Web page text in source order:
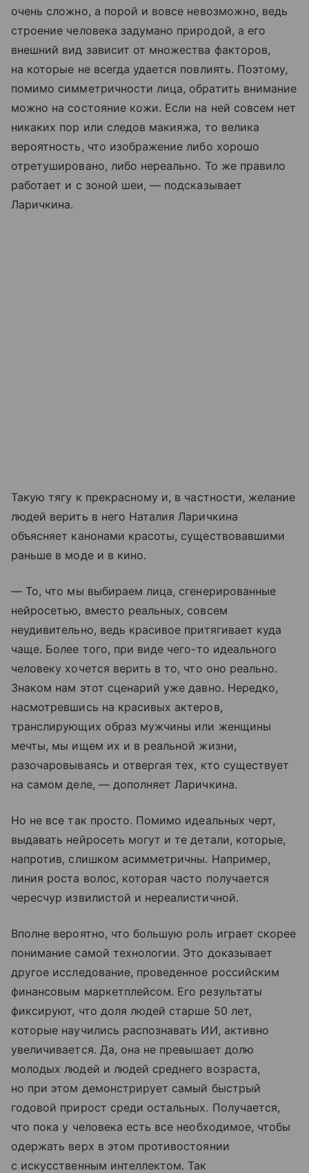
очень сложно, а порой и вовсе невозможно, ведь
строение человека задумано природой, а его
внешний вид зависит от множества факторов,
на которые не всегда удается повлиять. Поэтому,
помимо симметричности лица, обратить внимание
можно на состояние кожи. Если на ней совсем нет
никаких пор или следов макияжа, то велика
вероятность, что изображение либо хорошо
отретушировано, либо нереально. То же правило
работает и с зоной шеи, — подсказывает
Ларичкина.
Такую тягу к прекрасному и, в частности, желание
людей верить в него Наталия Ларичкина
объясняет канонами красоты, существовавшими
раньше в моде и в кино.
— То, что мы выбираем лица, сгенерированные
нейросетью, вместо реальных, совсем
неудивительно, ведь красивое притягивает куда
чаще. Более того, при виде чего-то идеального
человеку хочется верить в то, что оно реально.
Знаком нам этот сценарий уже давно. Нередко,
насмотревшись на красивых актеров,
транслирующих образ мужчины или женщины
мечты, мы ищем их и в реальной жизни,
разочаровываясь и отвергая тех, кто существует
на самом деле, — дополняет Ларичкина.
Но не все так просто. Помимо идеальных черт,
выдавать нейросеть могут и те детали, которые,
напротив, слишком асимметричны. Например,
линия роста волос, которая часто получается
чересчур извилистой и нереалистичной.
Вполне вероятно, что большую роль играет скорее
понимание самой технологии. Это доказывает
другое исследование, проведенное российским
финансовым маркетплейсом. Его результаты
фиксируют, что доля людей старше 50 лет,
которые научились распознавать ИИ, активно
увеличивается. Да, она не превышает долю
молодых людей и людей среднего возраста,
но при этом демонстрирует самый быстрый
годовой прирост среди остальных. Получается,
что пока у человека есть все необходимое, чтобы
одержать верх в этом противостоянии
с искусственным интеллектом. Так